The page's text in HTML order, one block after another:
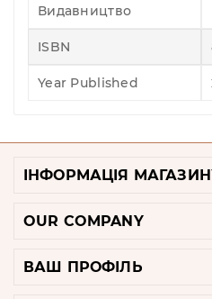
Видавництво
ISBN
Year Published
ІНФОРМАЦІЯ
OUR COMPANY
ВАШ ПРОФІЛЬ